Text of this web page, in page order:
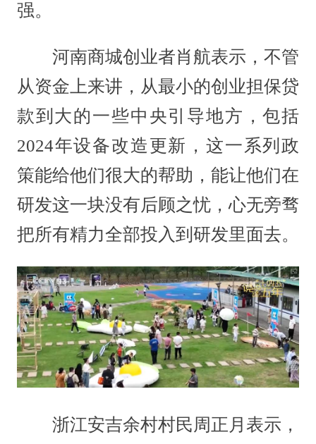
强。
河南商城创业者肖航表示，不管
从资金上来讲，从最小的创业担保贷
款到大的一些中央引导地方，包括
2024年设备改造更新，这一系列政
策能给他们很大的帮助，能让他们在
研发这一块没有后顾之忧，心无旁骛
把所有精力全部投入到研发里面去。
浙江安吉余村村民周正月表示，